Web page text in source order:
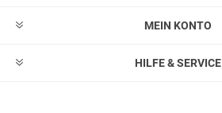
MEIN KONTO
HILFE & SERVICE